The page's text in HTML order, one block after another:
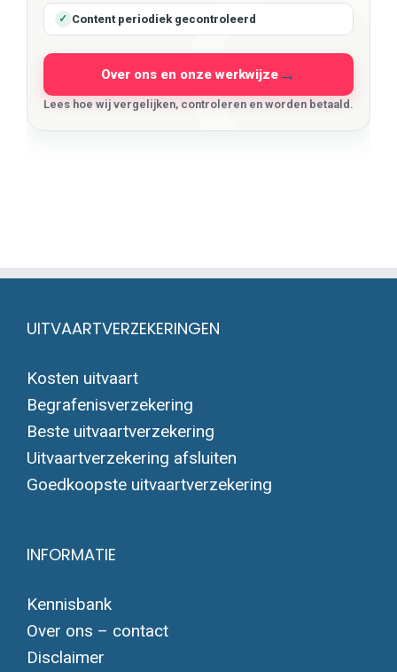
✓ Content periodiek gecontroleerd
Over ons en onze werkwijze
Lees hoe wij vergelijken, controleren en worden betaald.
UITVAARTVERZEKERINGEN
Kosten uitvaart
Begrafenisverzekering
Beste uitvaartverzekering
Uitvaartverzekering afsluiten
Goedkoopste uitvaartverzekering
INFORMATIE
Kennisbank
Over ons – contact
Disclaimer